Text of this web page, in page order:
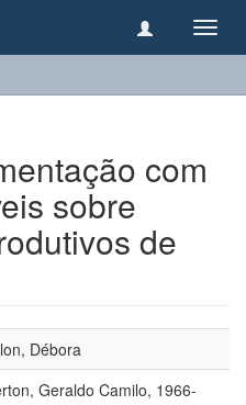
com
sobre
de
Débora
Geraldo Camilo, 1966-